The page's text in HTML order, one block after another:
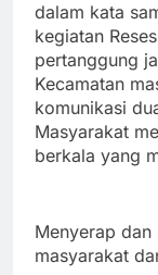
dalam kata
kegiatan
pertanggung
Kecamatan
komunikasi
Masyarakat
berkala yang
Menyerap dan
masyarakat